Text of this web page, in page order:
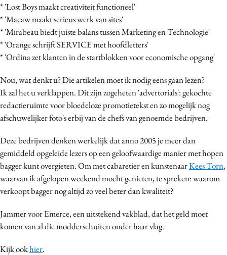
Effectiviteit
Gedragsverandering
Influencer marketing
Interne communicatie
Media
Merkstrategie
PR
Purpose Marketing
Reputatie & crisis
* 'Lost Boys maakt creativiteit functioneel'
* 'Macaw maakt serieus werk van sites'
* 'Mirabeau biedt juiste balans tussen Marketing en Technologie'
* 'Orange schrijft SERVICE met hoofdletters'
* 'Ordina zet klanten in de startblokken voor economische opgang'
Nou, wat denkt u? Die artikelen moet ik nodig eens gaan lezen?
Ik zal het u verklappen. Dit zijn zogeheten 'advertorials': gekochte
redactieruimte voor bloedeloze promotietekst en zo mogelijk nog
afschuwelijker foto's erbij van de chefs van genoemde bedrijven.
Deze bedrijven denken werkelijk dat anno 2005 je meer dan
gemiddeld opgeleide lezers op een geloofwaardige manier met hopen
bagger kunt overgieten. Om met cabaretier en kunstenaarKees Torn,
waarvan ik afgelopen weekend mocht genieten, te spreken: waarom
verkoopt bagger nog altijd zo veel beter dan kwaliteit?
Jammer voor Emerce, een uitstekend vakblad, dat het geld moet
komen van al die modderschuiten onder haar vlag.
Kijk ookhier.